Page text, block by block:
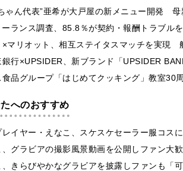
ゃん代表”亜希が大戸屋の新メニュー開発
ーランス調査、85.8％が契約・報酬トラブ
×マリオット、相互ステイタスマッチを実
銀行×UPSIDER、新ブランド「UPSIDER
食品グループ「はじめてクッキング」教室
へのおすすめ
レイヤー・えなこ、スケスケセーラー服コス
、グラビアの撮影風景動画を公開しファン大
、きらびやかなグラビアを披露しファンも「